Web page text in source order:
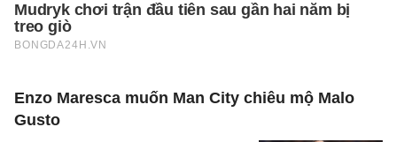
Enzo Maresca muốn Man City chiêu mộ Malo
Gusto